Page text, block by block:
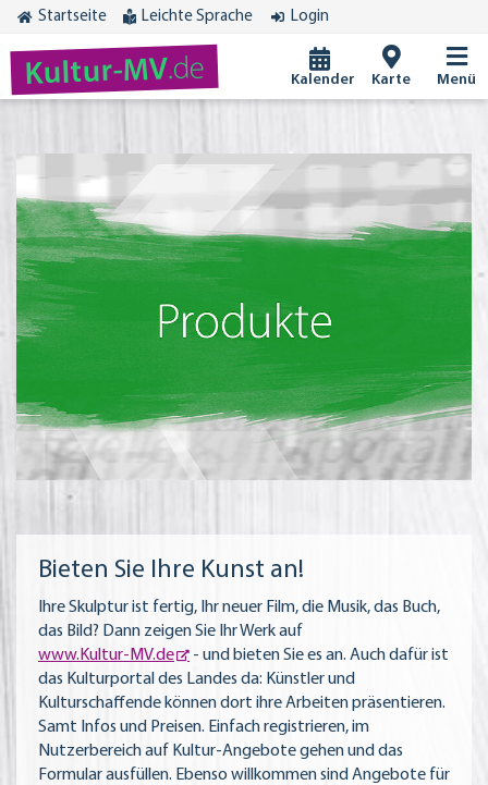
Startseite Leichte Sprache Login
Kultur-MV.de Kalender Karte Menü
Bieten Sie Ihre Kunst an!
Ihre Skulptur ist fertig, Ihr neuer Film, die Musik, das Buch,
das Bild? Dann zeigen Sie Ihr Werk auf
www.Kultur-MV.de
- und bieten Sie es an. Auch dafür ist
das Kulturportal des Landes da: Künstler und
Kulturschaffende können dort ihre Arbeiten präsentieren.
Samt Infos und Preisen. Einfach registrieren, im
Nutzerbereich auf Kultur-Angebote gehen und das
Formular ausfüllen. Ebenso willkommen sind Angebote für